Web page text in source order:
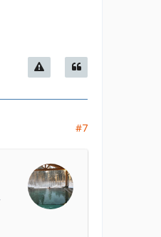
#7